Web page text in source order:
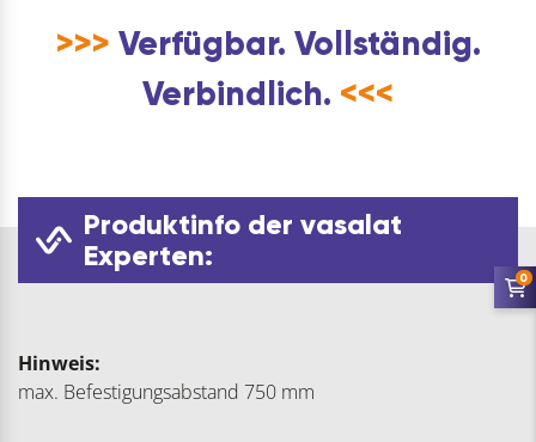
>>> Verfügbar. Vollständig.
Verbindlich. <<<
Produktinfo der vasalat
Experten:
Hinweis:
max. Befestigungsabstand 750 mm
0